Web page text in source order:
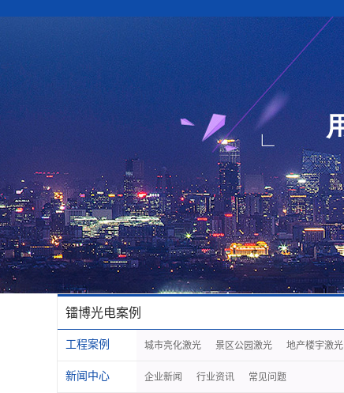
镭博光电案例
工程案例 城市亮化激光 景区公园激光 地产楼宇激光
新闻中心 企业新闻 行业资讯 常见问题